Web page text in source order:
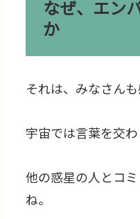
なぜ、エン
か
それは、みなさん
宇宙では言葉を交
他の惑星の人とコ
ね。